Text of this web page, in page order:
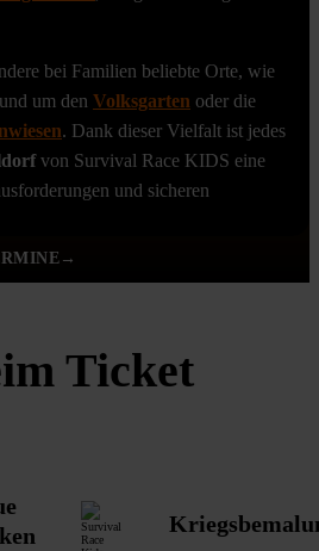
bei Familien beliebte Orte, wie
um den Volksgarten oder die
. Dank dieser Vielfalt ist jedes
von Survival Race KIDS eine
und sicheren
Ticket